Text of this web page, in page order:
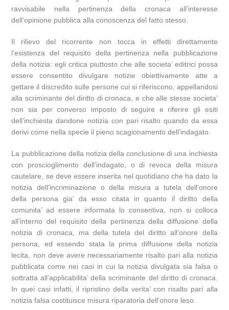
ravvisabile nella pertinenza della cronaca all’interesse
dell’opinione pubblica alla conoscenza del fatto stesso.
Il rilievo del ricorrente non tocca in effetti direttamente
l’esistenza del requisito della pertinenza nella pubblicazione
della notizia: egli critica piuttosto che alle societa’ editrici possa
essere consentito divulgare notizie obiettivamente atte a
gettare il discredito sulle persone cui si riferiscono, appellandosi
alla scriminante del diritto di cronaca, e che alle stesse societa’
non sia per converso imposto di seguire e riferire gli esiti
dell’inchiesta dandone notizia con pari risalto quando da essa
derivi come nella specie il pieno scagionamento dell’indagato.
La pubblicazione della notizia della conclusione di una inchiesta
con proscioglimento dell’indagato, o di revoca della misura
cautelare, se deve essere inserita nel quotidiano che ha dato la
notizia dell’incriminazione o della misura a tutela dell’onore
della persona gia’ da esso citata in quanto il diritto della
comunita’ ad essere informata lo consentiva, non si colloca
all’interno del requisito della pertinenza della diffusione della
notizia di cronaca, ma della tutela del diritto all’onore della
persona, ed essendo stata la prima diffusione della notizia
lecita, non deve avere necessariamente risalto pari alla notizia
pubblicata come nei casi in cui la notizia divulgata sia falsa o
sottratta all’applicabilita’ della scriminante del diritto di cronaca.
In quei casi infatti, il ripristino della verita’ con risalto pari alla
notizia falsa costituisce misura riparatoria dell’onore leso.